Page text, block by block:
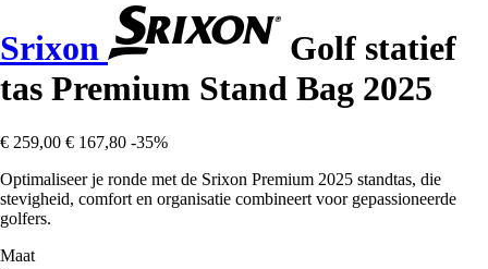
Srixon
Golf statief
tas Premium Stand Bag 2025
€ 259,00 € 167,80 -35%
Optimaliseer je ronde met de Srixon Premium 2025 standtas, die
stevigheid, comfort en organisatie combineert voor gepassioneerde
golfers.
Maat